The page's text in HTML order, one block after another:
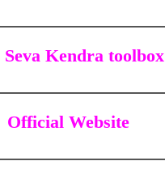
Seva Kendra toolbox
Official Website